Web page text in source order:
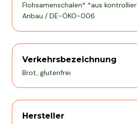
Flohsamenschalen* *aus
Anbau / DE-ÖKO-006
Verkehrsbezeichnung
Brot, glutenfrei
Hersteller